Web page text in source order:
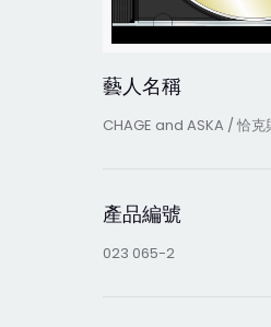
藝人名稱
CHAGE and ASKA / 恰克
產品編號
023 065-2